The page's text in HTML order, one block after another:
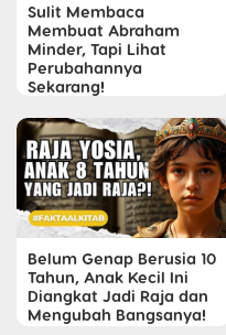
Sulit Membaca
Membuat Abraham
Minder, Tapi Lihat
Perubahannya
Sekarang!
Belum Genap Berusia 10
Tahun, Anak Kecil Ini
Diangkat Jadi Raja dan
Mengubah Bangsanya!